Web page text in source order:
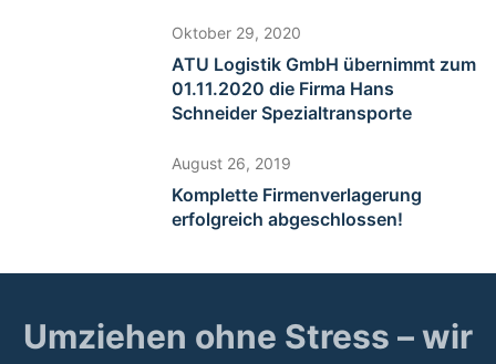
Oktober 29, 2020
ATU Logistik GmbH übernimmt zum
01.11.2020 die Firma Hans
Schneider Spezialtransporte
August 26, 2019
Komplette Firmenverlagerung
erfolgreich abgeschlossen!
Umziehen ohne Stress – wir